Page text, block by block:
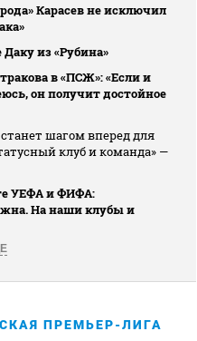
Карасев не исключил
Даку из «Рубина»
в «ПСЖ»: «Если и
он получит достойное
шагом вперед для
клуб и команда» —
УЕФА и ФИФА:
На наши клубы и
ПРЕМЬЕР-ЛИГА